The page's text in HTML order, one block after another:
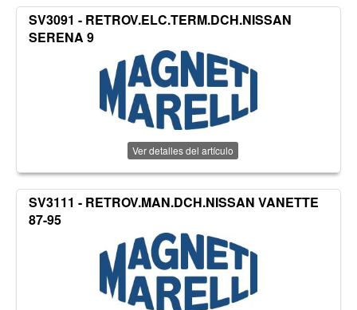
SV3091 - RETROV.ELC.TERM.DCH.NISSAN
SERENA 9
Ver detalles del artículo
SV3111 - RETROV.MAN.DCH.NISSAN VANETTE
87-95